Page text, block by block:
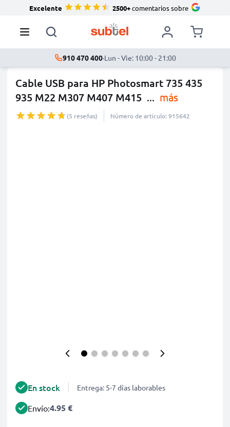
Excelente 2500+comentarios sobre
910 470 400·Lun - Vie: 10:00 - 21:00
Cable USB para HP Photosmart 735 435
935 M22 M307 M407 M415 ... más
(5 reseñas) Número de artículo: 915642
En stock Entrega: 5-7 días laborables
Envío:4.95 €